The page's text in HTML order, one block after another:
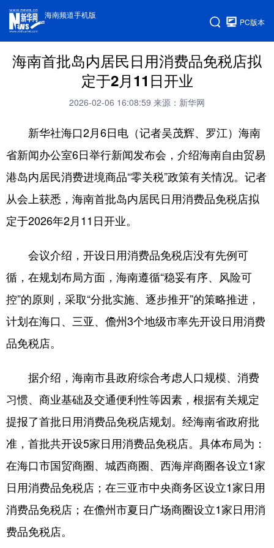
海南频道手机版
PC版本
海南首批岛内居民日用消费品免税店拟
定于2月11日开业
2026-02-06 16:08:59 来源：新华网
新华社海口2月6日电（记者吴茂辉、罗江）海南
省新闻办公室6日举行新闻发布会，介绍海南自由贸易
港岛内居民消费进境商品“零关税”政策有关情况。记者
从会上获悉，海南首批岛内居民日用消费品免税店拟
定于2026年2月11日开业。
会议介绍，开设日用消费品免税店没有先例可
循，在规划布局方面，海南遵循“稳妥有序、风险可
控”的原则，采取“分批实施、逐步推开”的策略推进，
计划在海口、三亚、儋州3个地级市率先开设日用消费
品免税店。
据介绍，海南市县政府综合考虑人口规模、消费
习惯、商业基础及交通便利性等因素，根据有关规定
提报了首批日用消费品免税店规划。经海南省政府批
准，首批共开设5家日用消费品免税店。具体布局为：
在海口市国贸商圈、城西商圈、西海岸商圈各设立1家
日用消费品免税店；在三亚市中央商务区设立1家日用
消费品免税店；在儋州市夏日广场商圈设立1家日用消
费品免税店。